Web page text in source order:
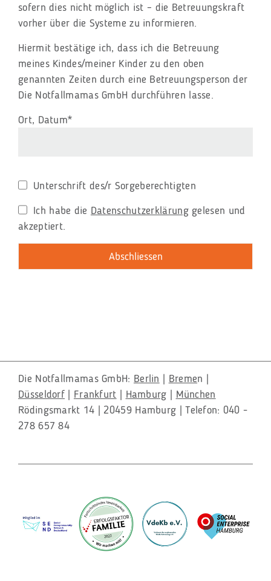
sofern dies nicht möglich ist – die Betreuungskraft
vorher über die Systeme zu informieren.
Hiermit bestätige ich, dass ich die Betreuung
meines Kindes/meiner Kinder zu den oben
genannten Zeiten durch eine Betreuungsperson der
Die Notfallmamas GmbH durchführen lasse.
Pflichtfeld
Ort, Datum*
Unterschrift des/r Sorgeberechtigten
Ich habe die Datenschutzerklärunggelesen und
akzeptiert.
Abschliessen
Die Notfallmamas GmbH: Berlin | Bremen |
Düsseldorf | Frankfurt | Hamburg | München
Rödingsmarkt 14 | 20459 Hamburg | Telefon: 040 -
278 657 84